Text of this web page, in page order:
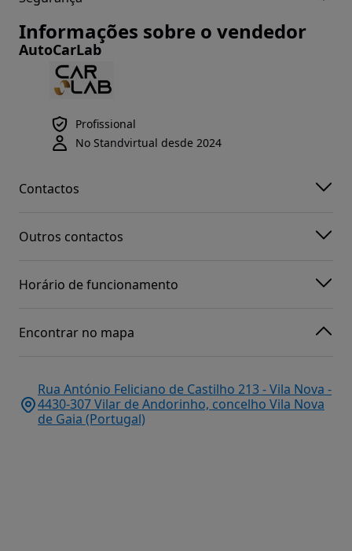
Informações sobre o vendedor
AutoCarLab
Profissional
No Standvirtual desde 2024
Contactos
Outros contactos
Horário de funcionamento
Encontrar no mapa
Rua António Feliciano de Castilho 213 - Vila Nova -
4430-307 Vilar de Andorinho, concelho Vila Nova
de Gaia (Portugal)